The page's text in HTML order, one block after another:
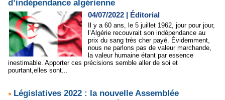
d’indépendance algérienne
04/07/2022 | Éditorial
Il y a 60 ans, le 5 juillet 1962, jour pour jour,
l’Algérie recouvrait son indépendance au
prix du sang très cher payé. Évidemment,
nous ne parlons pas de valeur marchande,
la valeur humaine étant par essence
inestimable. Apporter ces précisions semble aller de soi et
pourtant,elles sont...
Législatives 2022 : la nouvelle Assemblée